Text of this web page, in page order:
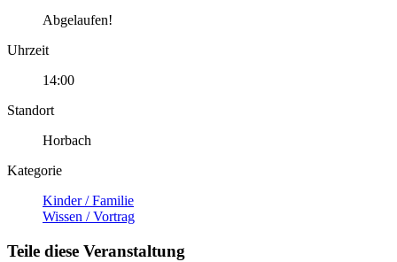
Abgelaufen!
Uhrzeit
14:00
Standort
Horbach
Kategorie
Kinder / Familie
Wissen / Vortrag
Teile diese Veranstaltung